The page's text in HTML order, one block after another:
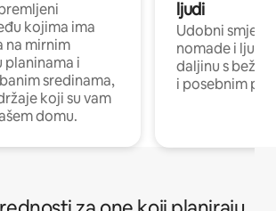
kojima ima
na mirnim
planinama i
sredinama,
koji su vam
domu.
ljudi
Udobni
nomade i ljude
daljinu s
i posebnim